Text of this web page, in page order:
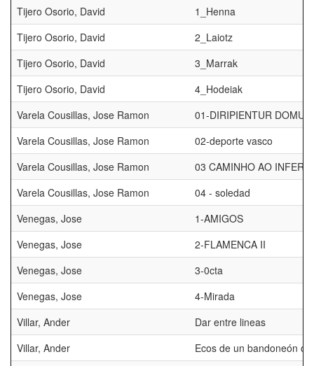
Tijero Osorio, David
1_Henna
Tijero Osorio, David
2_Laiotz
Tijero Osorio, David
3_Marrak
Tijero Osorio, David
4_Hodeiak
Varela Cousillas, Jose Ramon
01-DIRIPIENTUR DOMUS
Varela Cousillas, Jose Ramon
02-deporte vasco
Varela Cousillas, Jose Ramon
03 CAMINHO AO
Varela Cousillas, Jose Ramon
04 - soledad
Venegas, Jose
1-AMIGOS
Venegas, Jose
2-FLAMENCA II
Venegas, Jose
3-0cta
Venegas, Jose
4-Mirada
Villar, Ander
Dar entre lineas
Villar, Ander
Ecos de un bandoneón